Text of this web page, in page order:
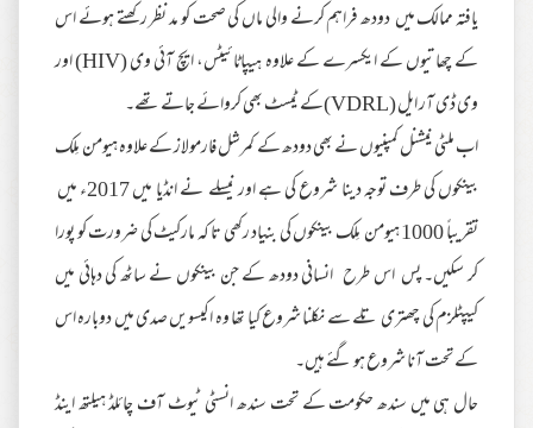
یافتہ ممالک میں دودھ فراہم کرنے والی ماں کی صحت کو مد نظر رکھتے ہوئے اس
کے چھاتیوں کے ایکسرے کے علاوہ ہیپاٹائیٹس، ایچ آئی وی (HIV) اور
وی ڈی آر ایل (VDRL)کے ٹیسٹ بھی کروائے جاتے تھے۔
اب ملٹی نیشنل کمپنیوں نے بھی دودھ کے کمرشل فارمولاز کے علاوہ ہیومن مِلک
بینکوں کی طرف توجہ دینا شروع کی ہے اور نیسلے نے انڈیا میں 2017ء میں
تقریباً 1000 ہیومن مِلک بینکوں کی بنیاد رکھی تا کہ مارکیٹ کی ضرورت کو پورا
کر سکیں۔ پس اس طرح انسانی دودھ کے جن بینکوں نے ساٹھ کی دہائی میں
کیپٹلزم کی چھتری تلے سے نکلنا شروع کیا تھا وہ اکیسویں صدی میں دوبارہ اس
کے تحت آنا شروع ہو گئے ہیں۔
حال ہی میں سندھ حکومت کے تحت سندھ انسٹی ٹیوٹ آف چائلڈ ہیلتھ اینڈ